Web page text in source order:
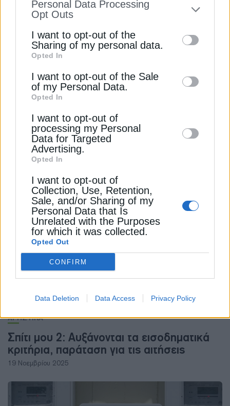
to your opt-out. You may separately opt-out
information by third parties on the IAB’s list
of downstream participants. This
information may also be disclosed by us to
third parties on theIAB’s List of
Downstream Participants
disclose it to other third parties.
Personal Data Processing
Opt Outs
I want to opt-out of the
Sharing of my personal data.
Opted In
I want to opt-out of the Sale
of my Personal Data.
Opted In
I want to opt-out of
processing my Personal
Data for Targeted
Advertising.
Opted In
I want to opt-out of
Collection, Use, Retention,
Sale, and/or Sharing of my
Personal Data that Is
Unrelated with the Purposes
for which it was collected.
Opted Out
CONFIRM
Data Deletion Data Access Privacy Policy
Ισχυρή κινητοποίηση της ΕΕ για την αντιμετώπιση
πυρκαγιών το καλοκαίρι
Τρία προγράμματα, τρεις ταχύτητες: Πώς
προχωρούν οι εκταμιεύσεις στα Εξοικονομώ
ΡΑΑΕΥ: Νέο εργαλείο ανάλυσης των τιμών
ρεύματος, πώς χρησιμοποιείται
ΔΙΑΚΟΠΕΣ ΥΔΡΟΔΟΤΗΣΗΣ ΝΕΡΟ
ΔΕΊΤΕ ΕΠΊΣΗΣ
ΧΡΗΣΤΙΚΑ
Σπίτι μου 2: Αυξάνονται τα εισοδηματικά
κριτήρια, παράταση για τις αιτήσεις
19 Νοεμβρίου 2025